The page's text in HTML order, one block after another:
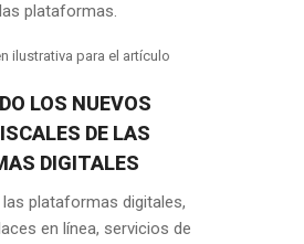
plataformas.
LOS NUEVOS
DE LAS
DIGITALES
plataformas digitales,
en línea, servicios de